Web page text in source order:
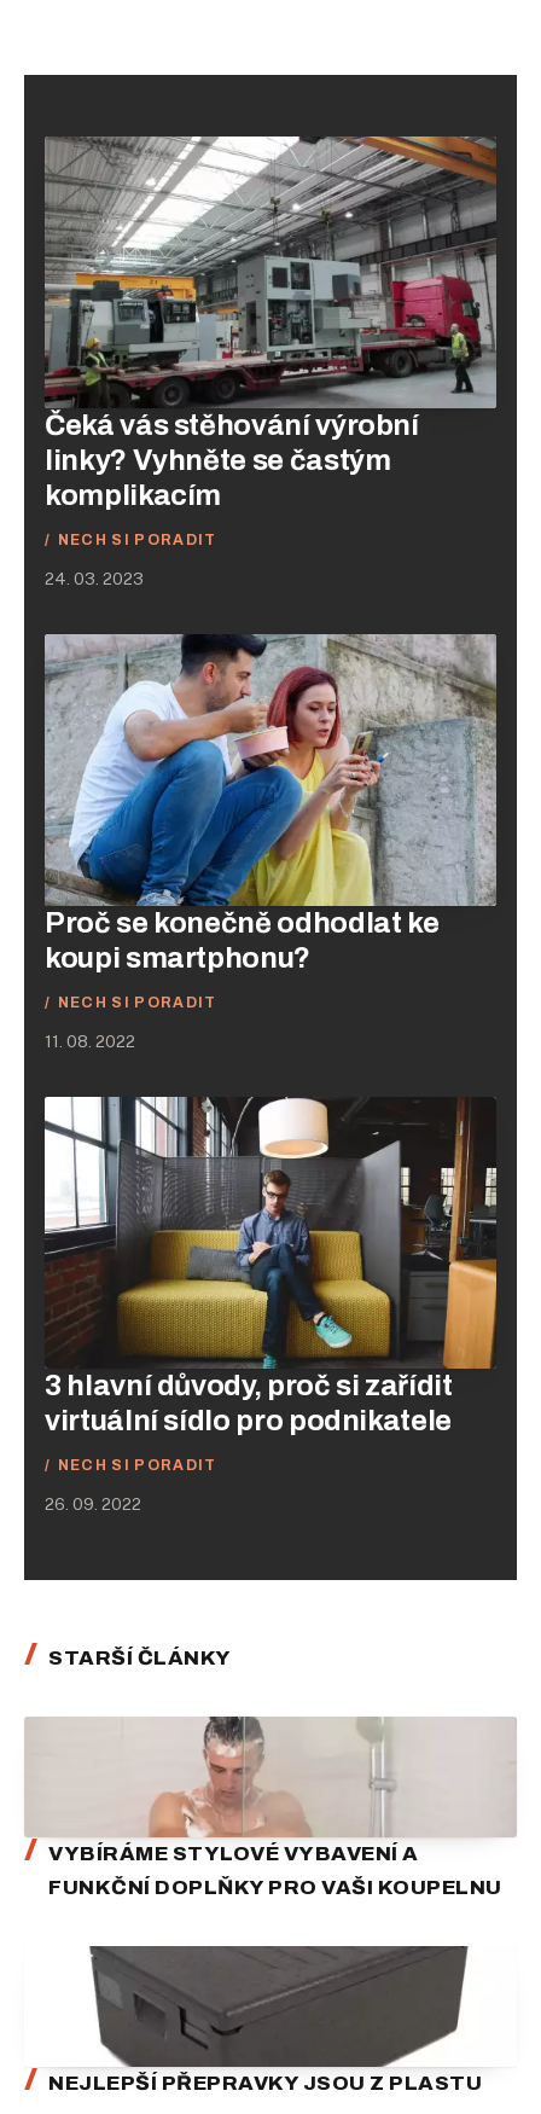
Čeká vás stěhování výrobní
linky? Vyhněte se častým
komplikacím
NECH SI PORADIT
24. 03. 2023
Proč se konečně odhodlat ke
koupi smartphonu?
NECH SI PORADIT
11. 08. 2022
3 hlavní důvody, proč si zařídit
virtuální sídlo pro podnikatele
NECH SI PORADIT
26. 09. 2022
STARŠÍ ČLÁNKY
VYBÍRÁME STYLOVÉ VYBAVENÍ A
FUNKČNÍ DOPLŇKY PRO VAŠI KOUPELNU
NEJLEPŠÍ PŘEPRAVKY JSOU Z PLASTU